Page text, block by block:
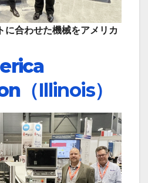
に合わせた機械をアメリカ
（Illinois）